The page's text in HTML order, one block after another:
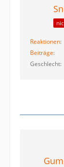
Reaktionen
Beiträge
Geschlecht